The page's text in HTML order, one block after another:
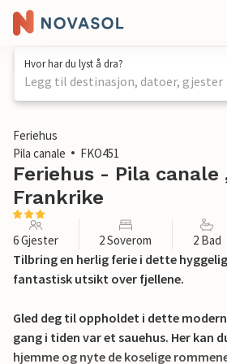
Hvor har du lyst å dra?
Legg til destinasjon, datoer, gjester
1 / 22
Feriehus
Pila canale
FKO451
Feriehus - Pila canale
Frankrike
6 Gjester 2 Soverom 2 Bad
Tilbring en herlig ferie i dette
fantastisk utsikt over fjellene.
Gled deg til oppholdet i dette
gang i tiden var et sauehus. Her kan
hjemme og nyte de koselige